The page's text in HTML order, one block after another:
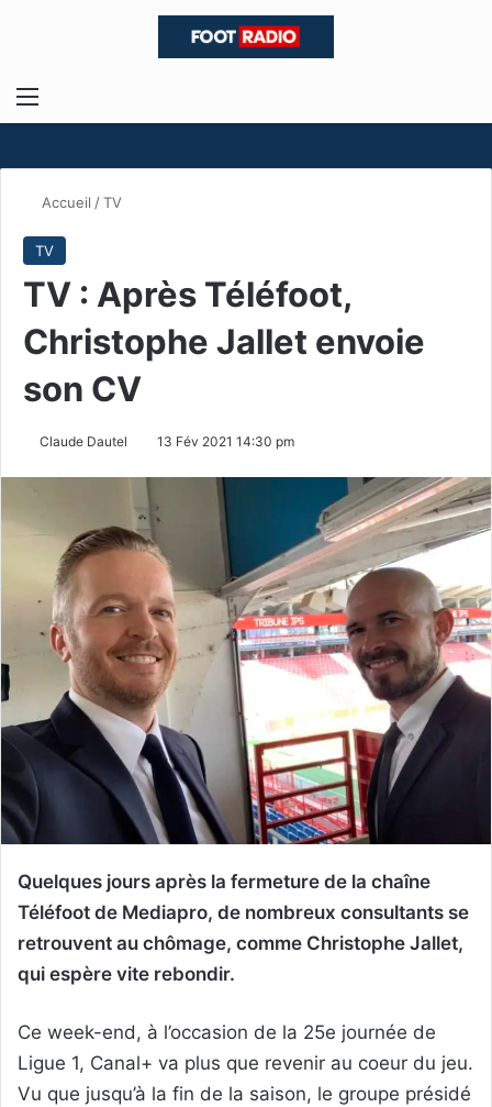
Menu
Accueil /TV
TV
TV : Après Téléfoot,
Christophe Jallet envoie
son CV
Claude Dautel 13 Fév 2021 14:30 pm
Quelques jours après la fermeture de la chaîne
Téléfoot de Mediapro, de nombreux consultants se
retrouvent au chômage, comme Christophe Jallet,
qui espère vite rebondir.
Ce week-end, à l’occasion de la 25e journée de
Ligue 1, Canal+ va plus que revenir au coeur du jeu.
Vu que jusqu’à la fin de la saison, le groupe présidé